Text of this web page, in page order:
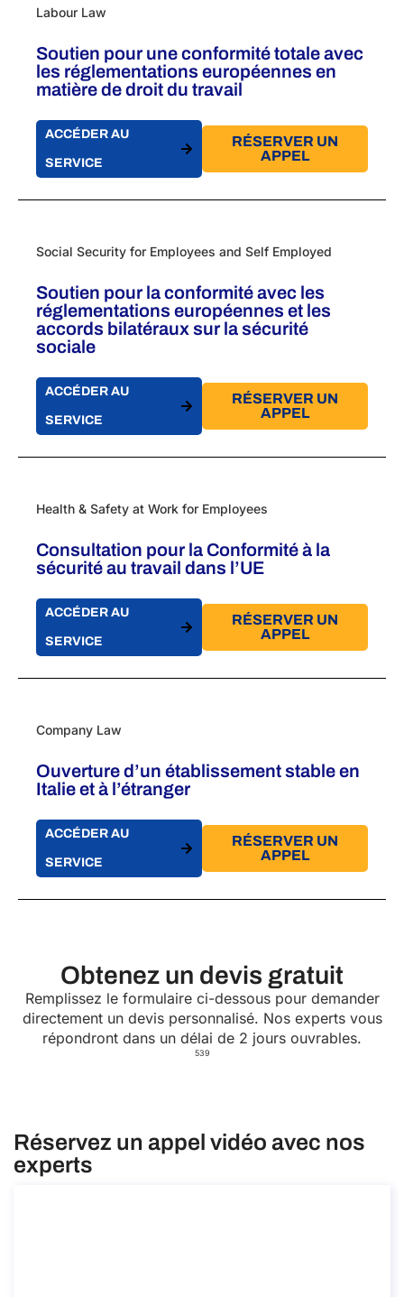
Labour Law
Soutien pour une conformité totale avec
les réglementations européennes en
matière de droit du travail
ACCÉDER AU
SERVICE
RÉSERVER UN
APPEL
Social Security for Employees and Self Employed
Soutien pour la conformité avec les
réglementations européennes et les
accords bilatéraux sur la sécurité
sociale
ACCÉDER AU
SERVICE
RÉSERVER UN
APPEL
Health & Safety at Work for Employees
Consultation pour la Conformité à la
sécurité au travail dans l’UE
ACCÉDER AU
SERVICE
RÉSERVER UN
APPEL
Company Law
Ouverture d’un établissement stable en
Italie et à l’étranger
ACCÉDER AU
SERVICE
RÉSERVER UN
APPEL
Obtenez un devis gratuit
Remplissez le formulaire ci-dessous pour demander
directement un devis personnalisé. Nos experts vous
répondront dans un délai de 2 jours ouvrables.
539
Réservez un appel vidéo avec nos
experts